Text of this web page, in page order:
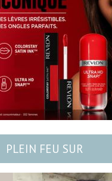
PLEIN FEU SUR